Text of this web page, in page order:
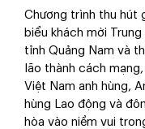
Chương trình thu hút
biểu khách mời
tỉnh Quảng Nam và
lão thành cách
Việt Nam anh hùng,
hùng Lao động và
hòa vào niềm vui